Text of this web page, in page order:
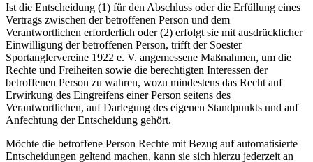
Ist die Entscheidung (1) für den Abschluss oder die Erfüllung eines
Vertrags zwischen der betroffenen Person und dem
Verantwortlichen erforderlich oder (2) erfolgt sie mit ausdrücklicher
Einwilligung der betroffenen Person, trifft der Soester
Sportanglervereine 1922 e. V. angemessene Maßnahmen, um die
Rechte und Freiheiten sowie die berechtigten Interessen der
betroffenen Person zu wahren, wozu mindestens das Recht auf
Erwirkung des Eingreifens einer Person seitens des
Verantwortlichen, auf Darlegung des eigenen Standpunkts und auf
Anfechtung der Entscheidung gehört.
Möchte die betroffene Person Rechte mit Bezug auf automatisierte
Entscheidungen geltend machen, kann sie sich hierzu jederzeit an